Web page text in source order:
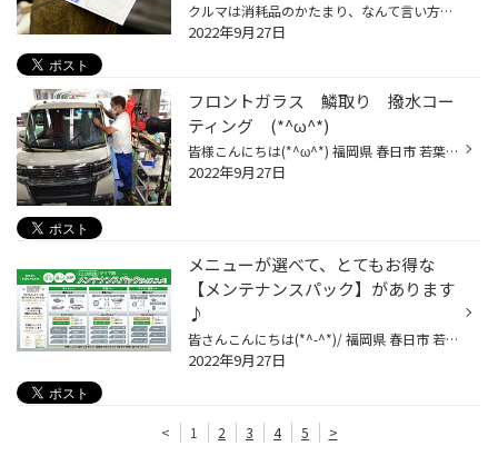
クルマは消耗品のかたまり、なんて言い方をすることもありますが、愛車のコンディションを維持していく上で定期的に交換が必要なものと言えば、何を思い浮かべますか？ 専門店として一番気になるものと言えばタイヤなんですが、お客さまのなかには「バッテリー上がりでクルマが動かなくなったことが...
2022年9月27日
フロントガラス 鱗取り 撥水コー
ティング (*^ω^*)
皆様こんにちは(*^ω^*) 福岡県 春日市 若葉台東 光町交差点近くの タイヤ館春日です。 いつもタイヤ館春日のWEBサイトをご覧頂き誠に有難う御座います。♪( ´▽｀) 今回ご紹介しますのはコチラです！ お車のガラスの鱗取りと撥水ガラスコーティングです！ フロントガラスをしっかりと洗い⬇︎の様に専用...
2022年9月27日
メニューが選べて、とてもお得な
【メンテナンスパック】があります
♪
皆さんこんにちは(*^-^*)/ 福岡県 春日市 若葉台東 にありますタイヤ館春日店です。 タイヤ館春日店のHPをご覧いただき 誠にありがとうございます(≧▽≦)♪ 本日ご紹介するのは「メンテナンスパック」です！！ クルマのコンディション維持には日々のメンテナンスが欠かせません。 けれど、「クルマのこ...
2022年9月27日
< 1 2 3 4 5 >